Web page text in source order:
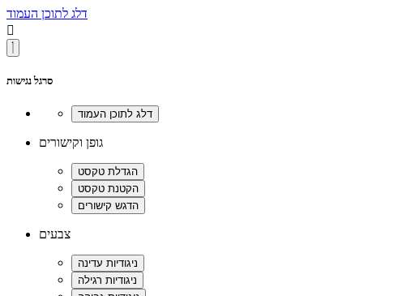
דלג לתוכן העמוד

סרגל נגישות
גופן וקישורים
צבעים